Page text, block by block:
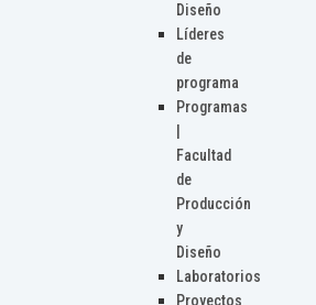
Diseño
Líderes
de
programa
Programas
Facultad
de
Producción
y
Diseño
Laboratorios
Proyectos